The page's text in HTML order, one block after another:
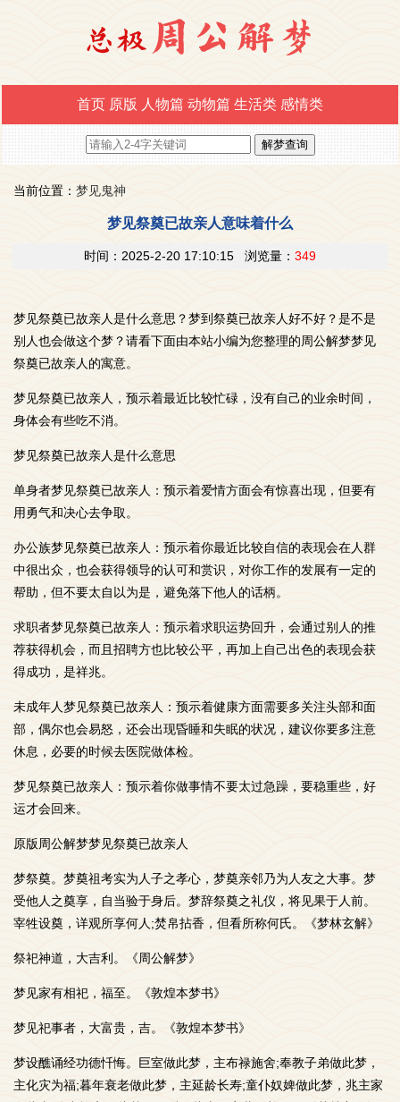
首页 原版 人物篇 动物篇 生活类 感情类
当前位置： 梦见鬼神
梦见祭奠已故亲人意味着什么
时间：2025-2-20 17:10:15 浏览量： 349
梦见祭奠已故亲人是什么意思？梦到祭奠已故亲人好不好？是不是
别人也会做这个梦？请看下面由本站小编为您整理的周公解梦梦见
祭奠已故亲人的寓意。
梦见祭奠已故亲人，预示着最近比较忙碌，没有自己的业余时间，
身体会有些吃不消。
梦见祭奠已故亲人是什么意思
单身者梦见祭奠已故亲人：预示着爱情方面会有惊喜出现，但要有
用勇气和决心去争取。
办公族梦见祭奠已故亲人：预示着你最近比较自信的表现会在人群
中很出众，也会获得领导的认可和赏识，对你工作的发展有一定的
帮助，但不要太自以为是，避免落下他人的话柄。
求职者梦见祭奠已故亲人：预示着求职运势回升，会通过别人的推
荐获得机会，而且招聘方也比较公平，再加上自己出色的表现会获
得成功，是祥兆。
未成年人梦见祭奠已故亲人：预示着健康方面需要多关注头部和面
部，偶尔也会易怒，还会出现昏睡和失眠的状况，建议你要多注意
休息，必要的时候去医院做体检。
梦见祭奠已故亲人：预示着你做事情不要太过急躁，要稳重些，好
运才会回来。
原版周公解梦梦见祭奠已故亲人
梦祭奠。梦奠祖考实为人子之孝心，梦奠亲邻乃为人友之大事。梦
受他人之奠享，自当验于身后。梦辞祭奠之礼仪，将见果于人前。
宰牲设奠，详观所享何人;焚帛拈香，但看所称何氏。《梦林玄解》
祭祀神道，大吉利。《周公解梦》
梦见家有相祀，福至。《敦煌本梦书》
梦见祀事者，大富贵，吉。《敦煌本梦书》
梦设醮诵经功德忏悔。巨室做此梦，主布禄施舍;奉教子弟做此梦，
主化灾为福;暮年衰老做此梦，主延龄长寿;童仆奴婢做此梦，兆主家